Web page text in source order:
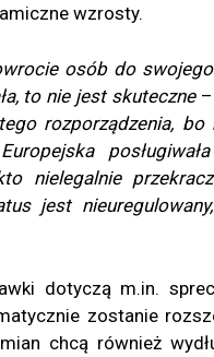
wzrosty.
osób do
to nie jest skuteczne–
rozporządzenia,
nielegalnie
jest
dotyczą m.in.
zostanie
chcą również